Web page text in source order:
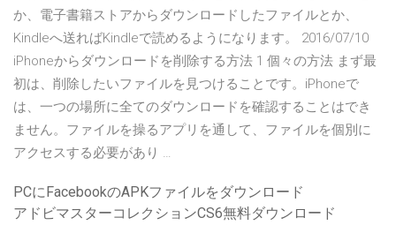
か、電子書籍ストアからダウンロードしたファイルとか、
Kindleへ送ればKindleで読めるようになります。 2016/07/10
iPhoneからダウンロードを削除する方法 1 個々の方法 まず最
初は、削除したいファイルを見つけることです。iPhoneで
は、一つの場所に全てのダウンロードを確認することはでき
ません。ファイルを操るアプリを通して、ファイルを個別に
アクセスする必要があり …
PCにFacebookのAPKファイルをダウンロード
アドビマスターコレクションCS6無料ダウンロード